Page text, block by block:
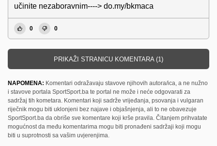
učinite nezaboravnim----> do.my/bkmaca
0 0
PRIKAŽI STRANICU KOMENTARA (1)
NAPOMENA: Komentari odražavaju stavove njihovih autora/ica, a ne nužno
i stavove portala SportSport.ba te portal ne može i neće odgovarati za
sadržaj tih kometara. Komentari koji sadrže vrijeđanja, psovanja i vulgaran
riječnik mogu biti uklonjeni bez najave i objašnjenja, ali to ne obavezuje
SportSport.ba da obriše sve komentare koji krše pravila. Čitanjem prihvatate
mogućnost da među komentarima mogu biti pronađeni sadržaji koji mogu
biti u suprotnosti sa vašim uvjerenjima.